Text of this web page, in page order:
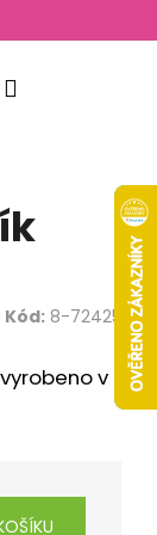
Nákupní
Kód: 8-72425
v